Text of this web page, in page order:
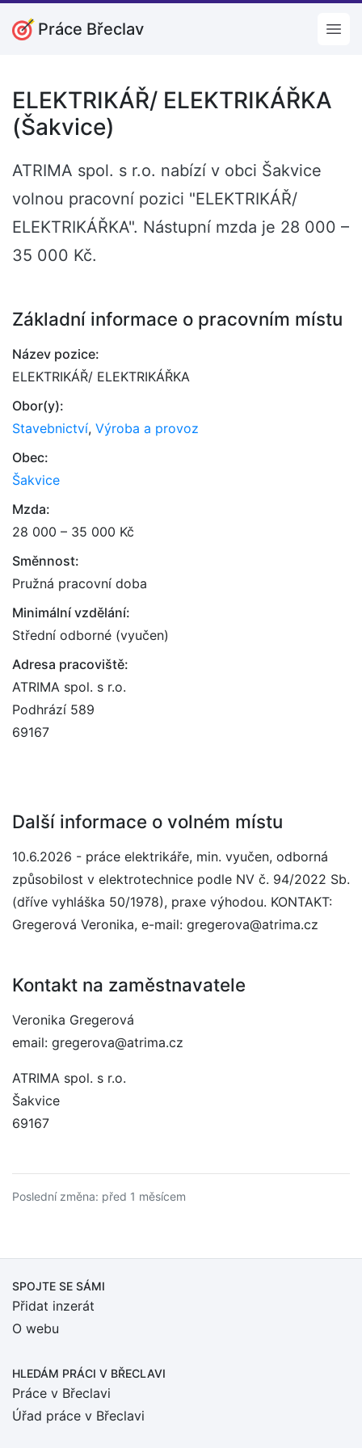
Práce Břeclav
ELEKTRIKÁŘ/ ELEKTRIKÁŘKA
(Šakvice)
ATRIMA spol. s r.o. nabízí v obci Šakvice
volnou pracovní pozici "ELEKTRIKÁŘ/
ELEKTRIKÁŘKA". Nástupní mzda je 28 000 –
35 000 Kč.
Základní informace o pracovním místu
Název pozice:
ELEKTRIKÁŘ/ ELEKTRIKÁŘKA
Obor(y):
Stavebnictví, Výroba a provoz
Obec:
Šakvice
Mzda:
28 000 – 35 000 Kč
Směnnost:
Pružná pracovní doba
Minimální vzdělání:
Střední odborné (vyučen)
Adresa pracoviště:
ATRIMA spol. s r.o.
Podhrází 589
69167
Další informace o volném místu
10.6.2026 - práce elektrikáře, min. vyučen, odborná
způsobilost v elektrotechnice podle NV č. 94/2022 Sb.
(dříve vyhláška 50/1978), praxe výhodou. KONTAKT:
Gregerová Veronika, e-mail: gregerova@atrima.cz
Kontakt na zaměstnavatele
Veronika Gregerová
email: gregerova@atrima.cz
ATRIMA spol. s r.o.
Šakvice
69167
Poslední změna: před 1 měsícem
SPOJTE SE SÁMI
Přidat inzerát
O webu
HLEDÁM PRÁCI V BŘECLAVI
Práce v Břeclavi
Úřad práce v Břeclavi